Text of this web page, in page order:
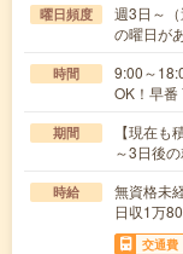
曜日頻度
週3日～
の曜日が
時間
9:00～
OK！早
期間
【現在
～3日後
時給
無資格未
日収1万
交通費